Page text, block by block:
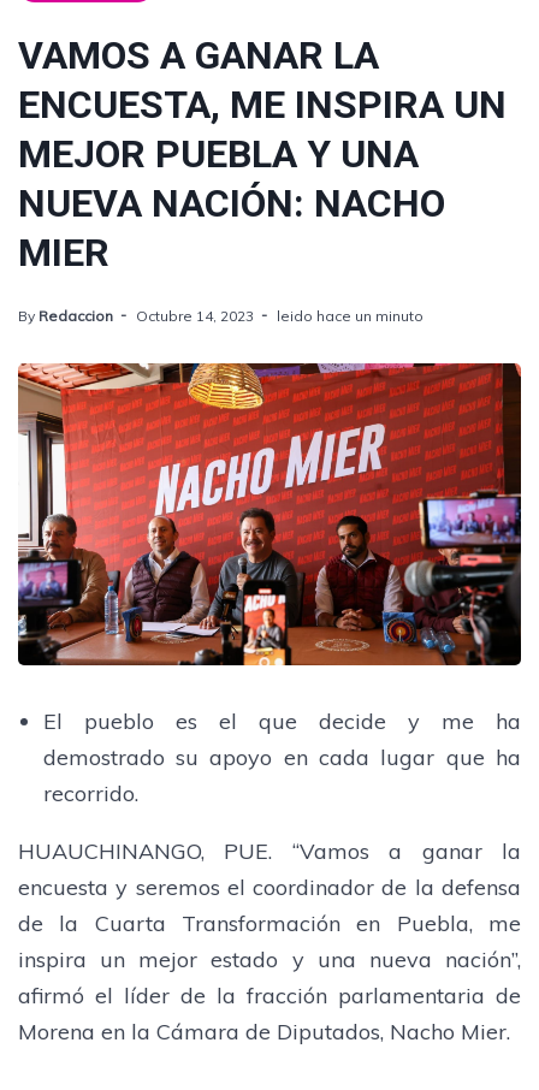
VAMOS A GANAR LA
ENCUESTA, ME INSPIRA UN
MEJOR PUEBLA Y UNA
NUEVA NACIÓN: NACHO
MIER
By Redaccion Octubre 14, 2023 leido hace un minuto
El pueblo es el que decide y me ha
demostrado su apoyo en cada lugar que ha
recorrido.
HUAUCHINANGO, PUE. “Vamos a ganar la
encuesta y seremos el coordinador de la defensa
de la Cuarta Transformación en Puebla, me
inspira un mejor estado y una nueva nación”,
afirmó el líder de la fracción parlamentaria de
Morena en la Cámara de Diputados, Nacho Mier.